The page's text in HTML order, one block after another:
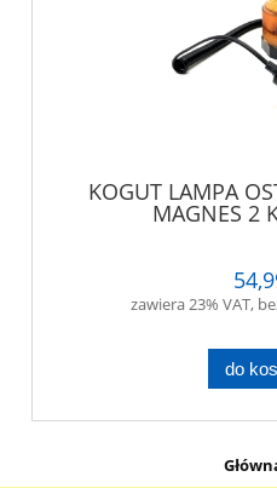
KOGUT LAMPA
MAGNES 2
zawiera 23% VAT,
do